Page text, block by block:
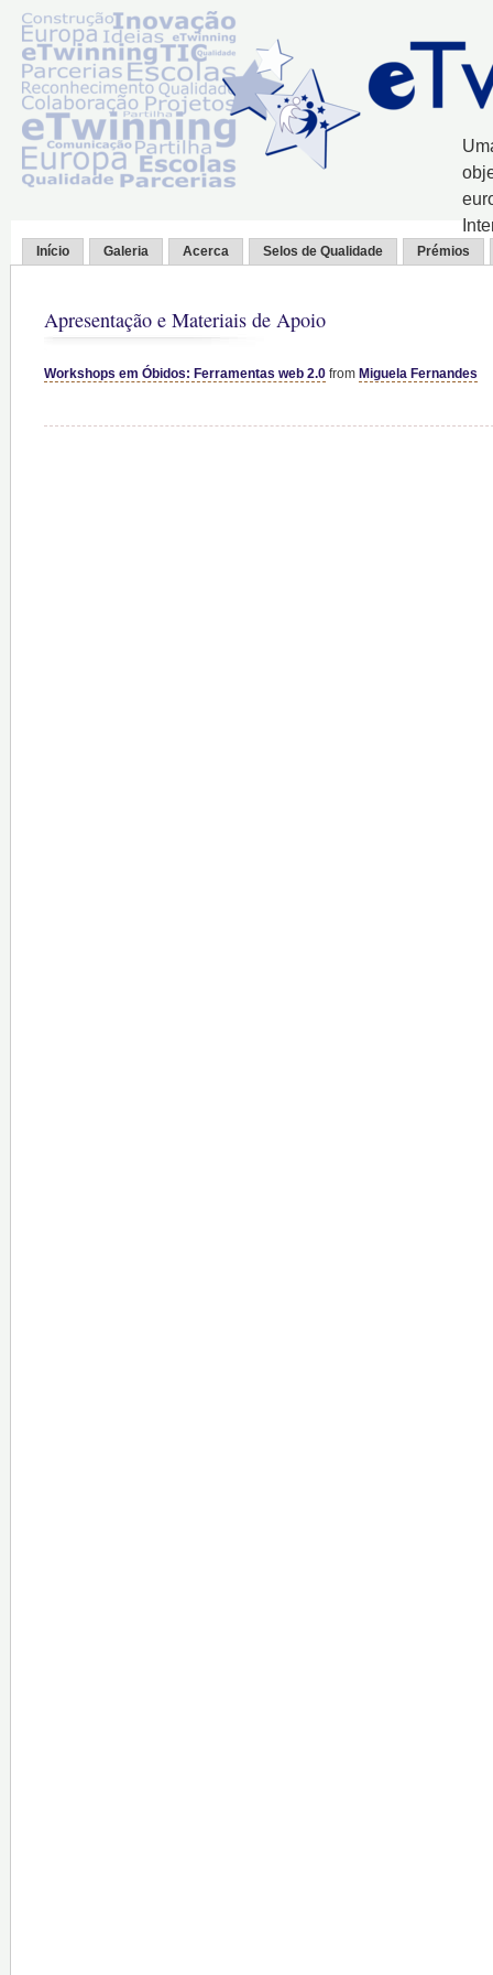
Início Galeria Acerca Selos de Qualidade Prémios
Apresentação e Materiais de Apoio
Workshops em Óbidos: Ferramentas web 2.0 from Miguela Fernandes